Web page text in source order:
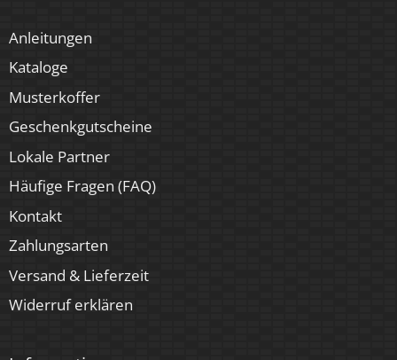
Ja
Anleitungen
Kataloge
Musterkoffer
Geschenkgutscheine
Lokale Partner
Häufige Fragen (FAQ)
Kontakt
Zahlungsarten
Versand & Lieferzeit
Widerruf erklären